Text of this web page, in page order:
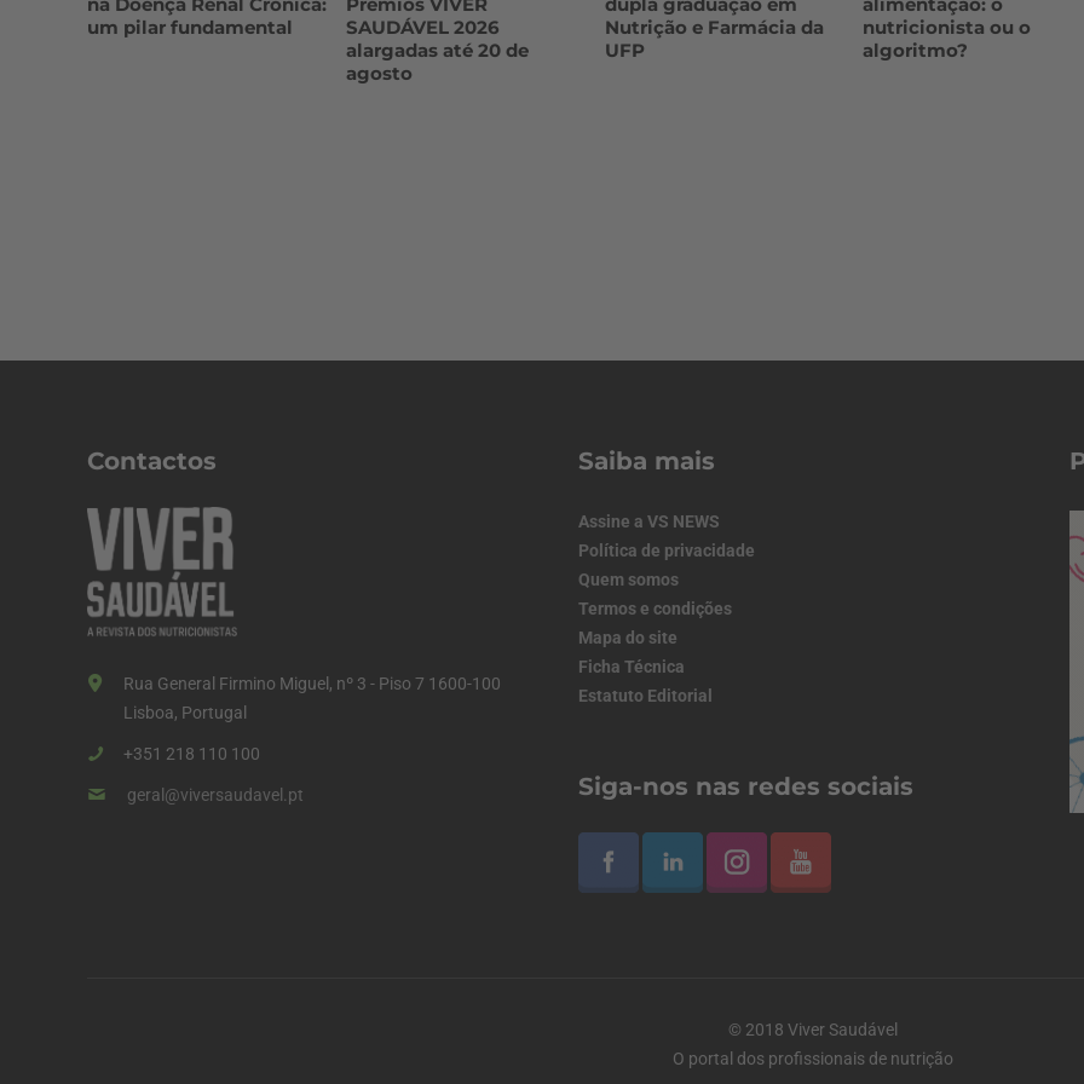
um pilar fundamental
SAUDÁVEL 2026
alargadas até 20 de
agosto
Nutrição e Farmácia da
UFP
nutricionista ou o
algoritmo?
Contactos
Rua General Firmino Miguel, nº 3 - Piso 7 1600-100
Lisboa, Portugal
+351 218 110 100
geral@viversaudavel.pt
Saiba mais
Assine a VS NEWS
Política de privacidade
Quem somos
Termos e condições
Mapa do site
Ficha Técnica
Estatuto Editorial
Siga-nos nas redes sociais
© 2018 Viver Saudável
O portal dos profissionais de nutrição